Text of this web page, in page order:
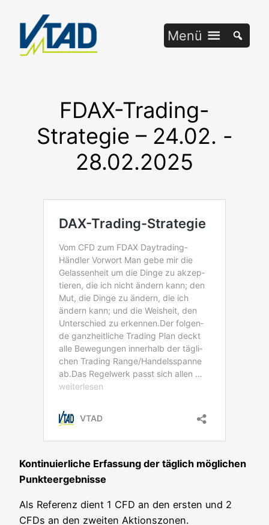
springen
Menü
FDAX-Trading-
Strategie – 24.02. -
28.02.2025
Kon­ti­nu­ier­li­che Erfas­sung der täg­lich mög­li­chen
Punkteergebnisse
Als Refe­renz dient 1 CFD an den ers­ten und 2
CFDs an den zwei­ten Aktionszonen.